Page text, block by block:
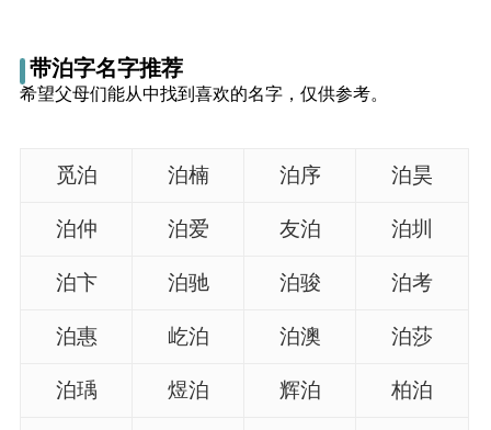
名
男孩名字打分
带泊字名字推荐
希望父母们能从中找到喜欢的名字，仅供参考。
觅泊 泊楠 泊序 泊昊
泊仲 泊爱 友泊 泊圳
泊卞 泊驰 泊骏 泊考
泊惠 屹泊 泊澳 泊莎
泊瑀 煜泊 辉泊 柏泊